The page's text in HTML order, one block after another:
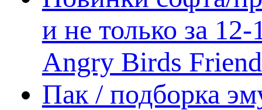
и не только за
Angry Birds
Пак / подборка